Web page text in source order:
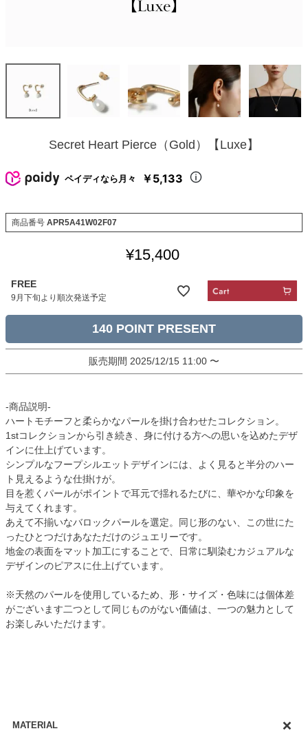
Secret Heart Pierce（Gold）【Luxe】
ペイディなら月々 ￥5,133
商品番号 APR5A41W02F07
¥15,400
FREE
9月下旬より順次発送予定
140
販売期間 2025/12/15 11:00 〜
-商品説明-
ハートモチーフと柔らかなパールを掛け合わせたコレクション。
1stコレクションから引き続き、身に付ける方への思いを込めたデザ
インに仕上げています。
シンプルなフープシルエットデザインには、よく見ると半分のハー
ト見えるような仕掛けが。
目を惹くパールがポイントで耳元で揺れるたびに、華やかな印象を
与えてくれます。
あえて不揃いなバロックパールを選定。同じ形のない、この世にた
ったひとつだけあなただけのジュエリーです。
地金の表面をマット加工にすることで、日常に馴染むカジュアルな
デザインのピアスに仕上げています。
※天然のパールを使用しているため、形・サイズ・色味には個体差
がございます二つとして同じものがない価値は、一つの魅力として
お楽しみいただけます。
MATERIAL